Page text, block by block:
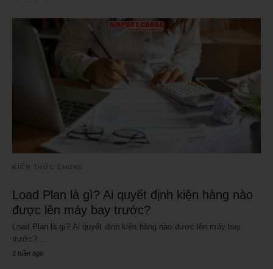
KIẾN THỨC CHUNG
Load Plan là gì? Ai quyết định kiện hàng nào
được lên máy bay trước?
Load Plan là gì? Ai quyết định kiện hàng nào được lên máy bay
trước?…
2 tuần ago